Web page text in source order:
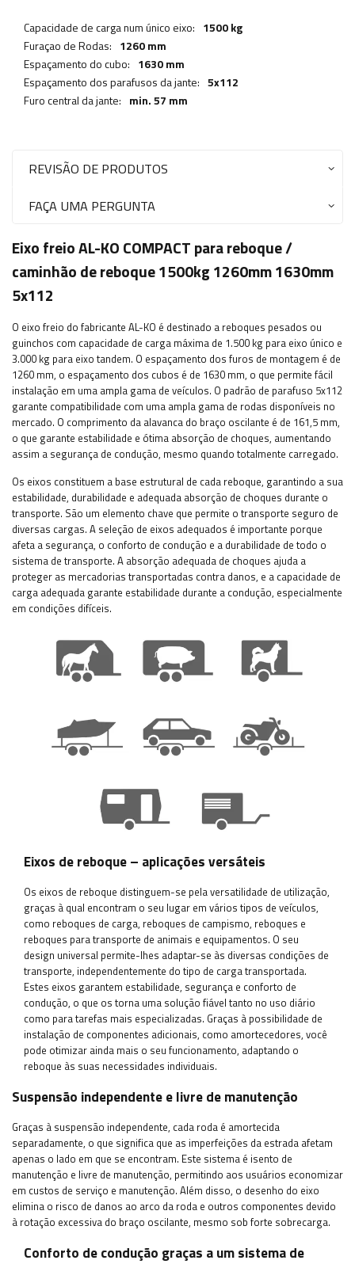
Capacidade de carga num único eixo: 1500 kg
Furaçao de Rodas: 1260 mm
Espaçamento do cubo: 1630 mm
Espaçamento dos parafusos da jante: 5x112
Furo central da jante: min. 57 mm
REVISÃO DE PRODUTOS
FAÇA UMA PERGUNTA
Eixo freio AL-KO COMPACT para reboque /
caminhão de reboque 1500kg 1260mm 1630mm
5x112
O eixo freio do fabricante AL-KO é destinado a reboques pesados ​​ou
guinchos com capacidade de carga máxima de 1.500 kg para eixo único e
3.000 kg para eixo tandem. O espaçamento dos furos de montagem é de
1260 mm, o espaçamento dos cubos é de 1630 mm, o que permite fácil
instalação em uma ampla gama de veículos. O padrão de parafuso 5x112
garante compatibilidade com uma ampla gama de rodas disponíveis no
mercado. O comprimento da alavanca do braço oscilante é de 161,5 mm,
o que garante estabilidade e ótima absorção de choques, aumentando
assim a segurança de condução, mesmo quando totalmente carregado.
Os eixos constituem a base estrutural de cada reboque, garantindo a sua
estabilidade, durabilidade e adequada absorção de choques durante o
transporte. São um elemento chave que permite o transporte seguro de
diversas cargas. A seleção de eixos adequados é importante porque
afeta a segurança, o conforto de condução e a durabilidade de todo o
sistema de transporte. A absorção adequada de choques ajuda a
proteger as mercadorias transportadas contra danos, e a capacidade de
carga adequada garante estabilidade durante a condução, especialmente
em condições difíceis.
Eixos de reboque – aplicações versáteis
Os eixos de reboque distinguem-se pela versatilidade de utilização,
graças à qual encontram o seu lugar em vários tipos de veículos,
como reboques de carga, reboques de campismo, reboques e
reboques para transporte de animais e equipamentos. O seu
design universal permite-lhes adaptar-se às diversas condições de
transporte, independentemente do tipo de carga transportada.
Estes eixos garantem estabilidade, segurança e conforto de
condução, o que os torna uma solução fiável tanto no uso diário
como para tarefas mais especializadas. Graças à possibilidade de
instalação de componentes adicionais, como amortecedores, você
pode otimizar ainda mais o seu funcionamento, adaptando o
reboque às suas necessidades individuais.
Suspensão independente e livre de manutenção
Graças à suspensão independente, cada roda é amortecida
separadamente, o que significa que as imperfeições da estrada afetam
apenas o lado em que se encontram. Este sistema é isento de
manutenção e livre de manutenção, permitindo aos usuários economizar
em custos de serviço e manutenção. Além disso, o desenho do eixo
elimina o risco de danos ao arco da roda e outros componentes devido
à rotação excessiva do braço oscilante, mesmo sob forte sobrecarga.
Conforto de condução graças a um sistema de